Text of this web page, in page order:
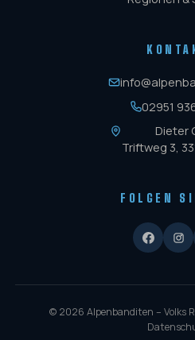
02951
Dieter
Triftweg 3,
FOLGEN
© 2026 Alpenbanditen – Volks